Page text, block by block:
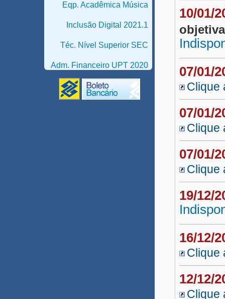
Eqp. Acadêmica Música
Inclusão Digital 2021.1
Téc. Nível Superior SEC
Adm. Financeiro UPT 2020
Monitores UPT 2020
10/01/
objetiva
07/01/
Clique
07/01/
Clique
07/01/
Clique
19/12/
16/12/
Clique
12/12/
Clique